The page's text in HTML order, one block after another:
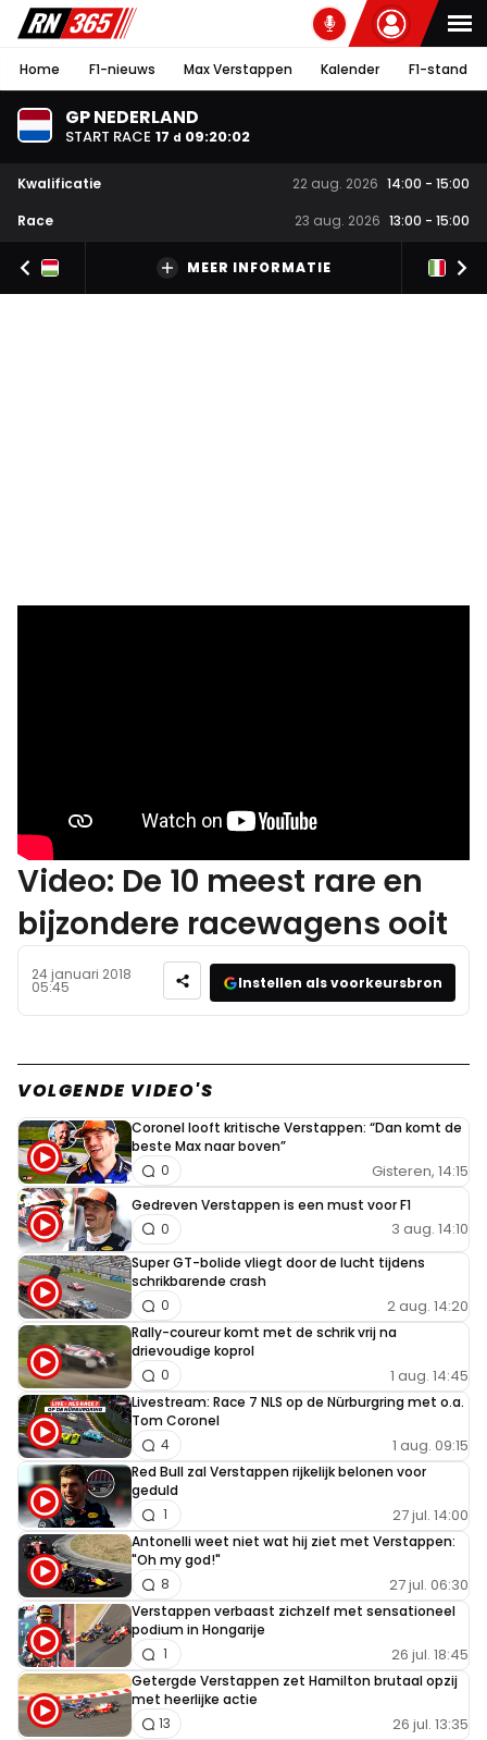
Home F1-nieuws Max Verstappen Kalender F1-stand
GP NEDERLAND
START RACE 17 d 09:20:01
Kwalificatie 22 aug. 2026 14:00 - 15:00
Race
23 aug. 2026 13:00 - 15:00
MEER INFORMATIE
Video: De 10 meest rare en
bijzondere racewagens ooit
24 januari 2018
05:45 Instellen als voorkeursbron
VOLGENDE VIDEO'S
Coronel looft kritische Verstappen: “Dan komt de
beste Max naar boven”
Gisteren, 14:15
0
Gedreven Verstappen is een must voor F1
3 aug. 14:10
0
Super GT-bolide vliegt door de lucht tijdens
schrikbarende crash
2 aug. 14:20
0
Rally-coureur komt met de schrik vrij na
drievoudige koprol
1 aug. 14:45
0
Livestream: Race 7 NLS op de Nürburgring met o.a.
Tom Coronel
1 aug. 09:15
4
Red Bull zal Verstappen rijkelijk belonen voor
geduld
27 jul. 14:00
1
Antonelli weet niet wat hij ziet met Verstappen:
"Oh my god!"
27 jul. 06:30
8
Verstappen verbaast zichzelf met sensationeel
podium in Hongarije
26 jul. 18:45
1
Getergde Verstappen zet Hamilton brutaal opzij
met heerlijke actie
26 jul. 13:35
13